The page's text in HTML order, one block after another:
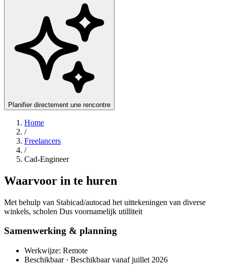
Planifier directement une rencontre
Home
/
Freelancers
/
Cad-Engineer
Waarvoor in te huren
Met behulp van Stabicad/autocad het uittekeningen van diverse
winkels, scholen Dus voornamelijk utilliteit
Samenwerking & planning
Werkwijze: Remote
Beschikbaar · Beschikbaar vanaf juillet 2026